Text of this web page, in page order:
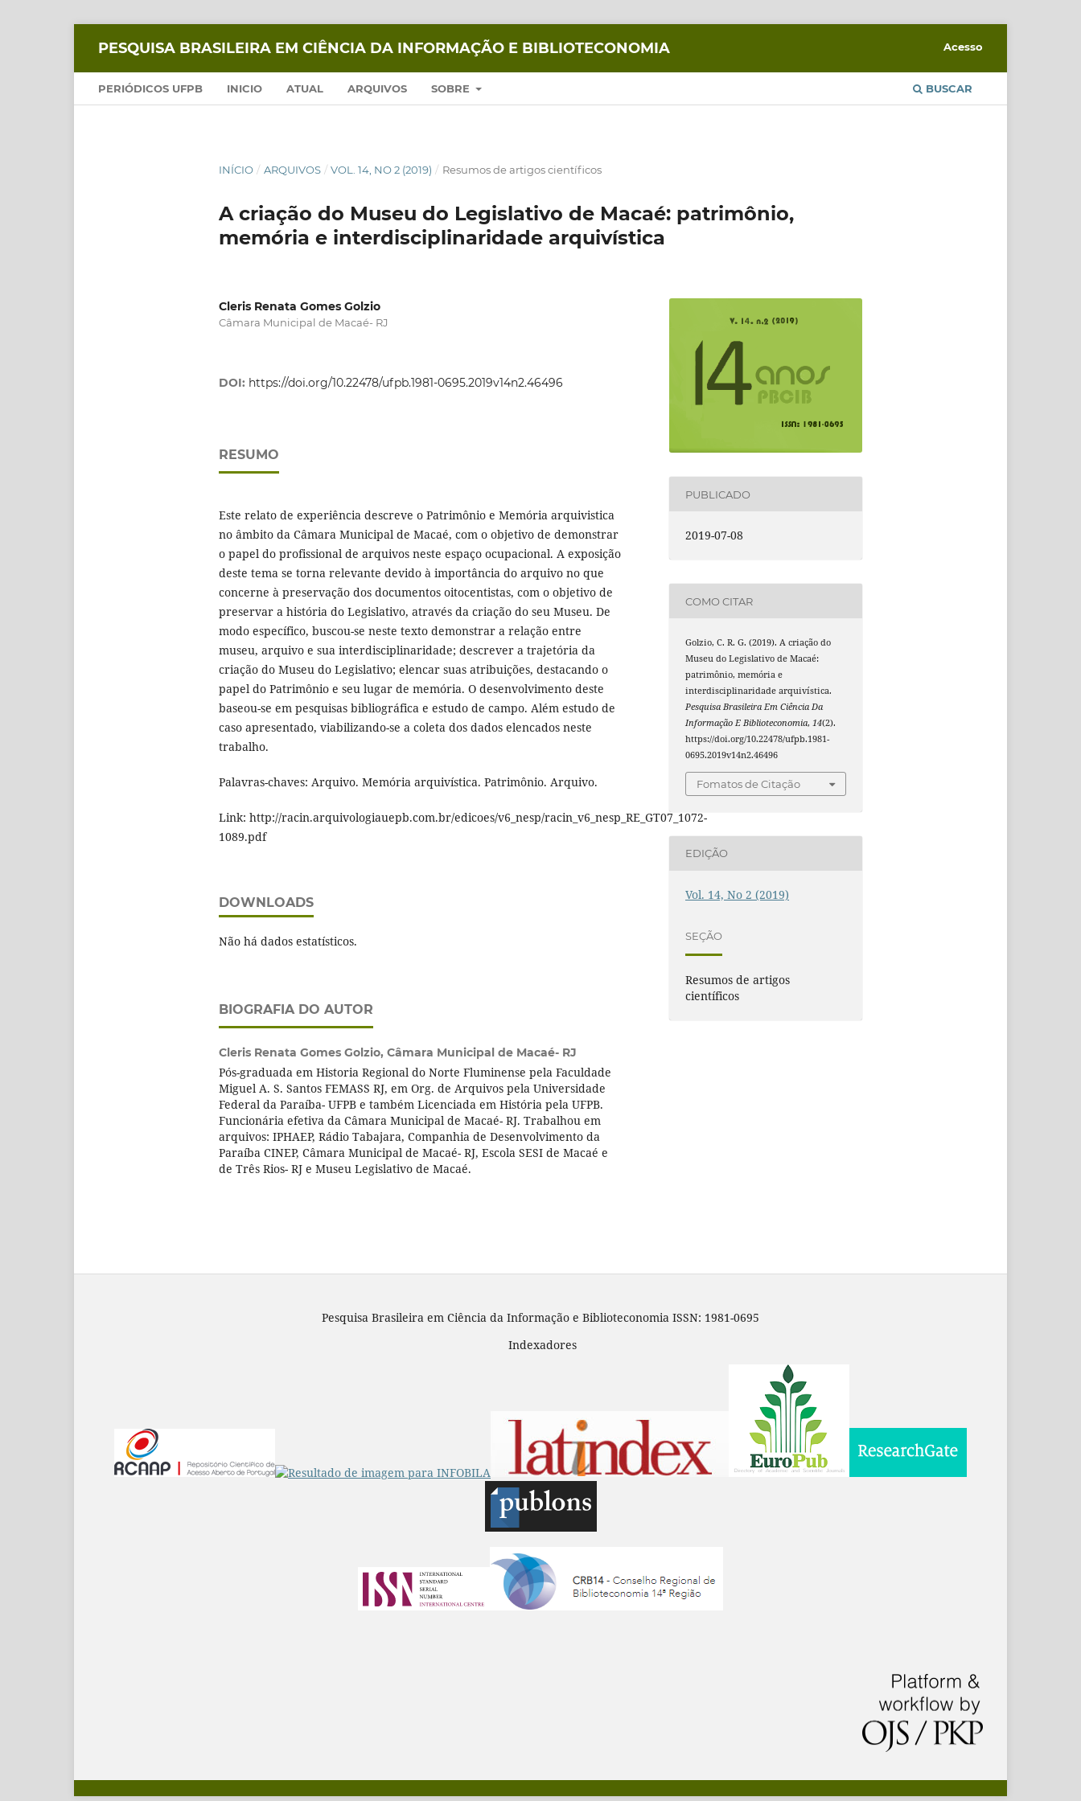
PESQUISA BRASILEIRA EM CIÊNCIA DA INFORMAÇÃO E BIBLIOTECONOMIA
PERIÓDICOS UFPB INICIO ATUAL ARQUIVOS SOBRE BUSCAR
Acesso
INÍCIO / ARQUIVOS / VOL. 14, NO 2 (2019) / Resumos de artigos científicos
A criação do Museu do Legislativo de Macaé: patrimônio,
memória e interdisciplinaridade arquivística
Cleris Renata Gomes Golzio
Câmara Municipal de Macaé- RJ
DOI: https://doi.org/10.22478/ufpb.1981-0695.2019v14n2.46496
RESUMO
Este relato de experiência descreve o Patrimônio e Memória arquivistica
no âmbito da Câmara Municipal de Macaé, com o objetivo de demonstrar
o papel do profissional de arquivos neste espaço ocupacional. A exposição
deste tema se torna relevante devido à importância do arquivo no que
concerne à preservação dos documentos oitocentistas, com o objetivo de
preservar a história do Legislativo, através da criação do seu Museu. De
modo específico, buscou-se neste texto demonstrar a relação entre
museu, arquivo e sua interdisciplinaridade; descrever a trajetória da
criação do Museu do Legislativo; elencar suas atribuições, destacando o
papel do Patrimônio e seu lugar de memória. O desenvolvimento deste
baseou-se em pesquisas bibliográfica e estudo de campo. Além estudo de
caso apresentado, viabilizando-se a coleta dos dados elencados neste
trabalho.
Palavras-chaves: Arquivo. Memória arquivística. Patrimônio. Arquivo.
Link: http://racin.arquivologiauepb.com.br/edicoes/v6_nesp/racin_v6_nesp_RE_GT07_1072-
1089.pdf
DOWNLOADS
Não há dados estatísticos.
BIOGRAFIA DO AUTOR
Cleris Renata Gomes Golzio, Câmara Municipal de Macaé- RJ
Pós-graduada em Historia Regional do Norte Fluminense pela Faculdade
Miguel A. S. Santos FEMASS RJ, em Org. de Arquivos pela Universidade
Federal da Paraíba- UFPB e também Licenciada em História pela UFPB.
Funcionária efetiva da Câmara Municipal de Macaé- RJ. Trabalhou em
arquivos: IPHAEP, Rádio Tabajara, Companhia de Desenvolvimento da
Paraíba CINEP, Câmara Municipal de Macaé- RJ, Escola SESI de Macaé e
de Três Rios- RJ e Museu Legislativo de Macaé.
PUBLICADO
2019-07-08
COMO CITAR
Golzio, C. R. G. (2019). A criação do
Museu do Legislativo de Macaé:
patrimônio, memória e
interdisciplinaridade arquivística.
Pesquisa Brasileira Em Ciência Da
Informação E Biblioteconomia,14(2).
https://doi.org/10.22478/ufpb.1981-
0695.2019v14n2.46496
Fomatos de Citação
EDIÇÃO
Vol. 14, No 2 (2019)
SEÇÃO
Resumos de artigos
científicos
Pesquisa Brasileira em Ciência da Informação e Biblioteconomia ISSN: 1981-0695
Indexadores